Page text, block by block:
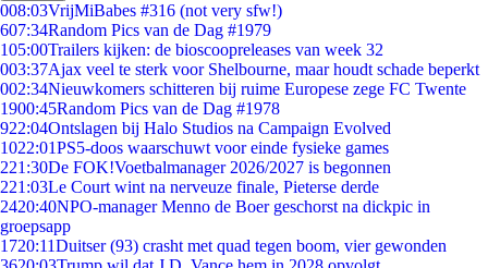
008:03VrijMiBabes #316 (not very sfw!)
607:34Random Pics van de Dag #1979
105:00Trailers kijken: de bioscoopreleases van week 32
003:37Ajax veel te sterk voor Shelbourne, maar houdt schade beperkt
002:34Nieuwkomers schitteren bij ruime Europese zege FC Twente
1900:45Random Pics van de Dag #1978
922:04Ontslagen bij Halo Studios na Campaign Evolved
1022:01PS5-doos waarschuwt voor einde fysieke games
221:30De FOK!Voetbalmanager 2026/2027 is begonnen
221:03Le Court wint na nerveuze finale, Pieterse derde
2420:40NPO-manager Menno de Boer geschorst na dickpic in
groepsapp
1720:11Duitser (93) crasht met quad tegen boom, vier gewonden